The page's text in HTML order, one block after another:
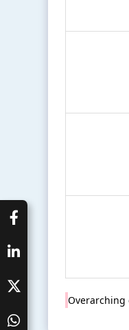
Overarching